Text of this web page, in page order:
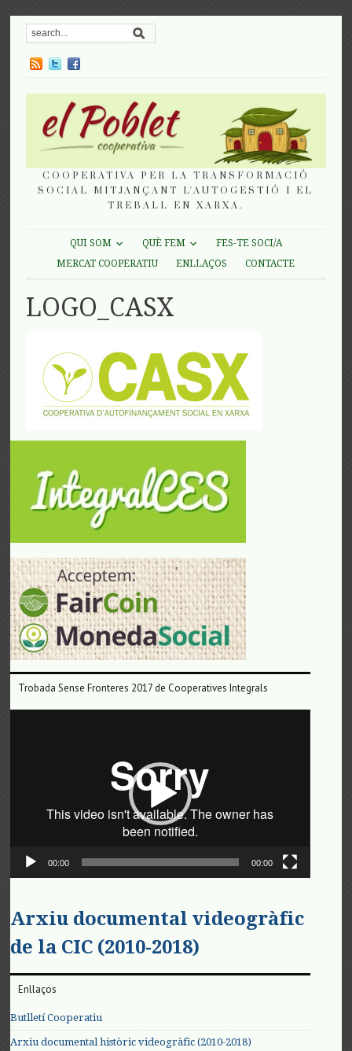
COOPERATIVA PER LA TRANSFORMACIÓ
SOCIAL MITJANÇANT L'AUTOGESTIÓ I EL
TREBALL EN XARXA.
QUI SOM QUÈ FEM
FES-TE SOCI/A
MERCAT COOPERATIU
ENLLAÇOS CONTACTE
LOGO_CASX
Trobada Sense Fronteres 2017 de Cooperatives Integrals
00:00 00:00
Arxiu documental videogràfic
de la CIC (2010-2018)
Enllaços
Butlletí Cooperatiu
Arxiu documental històric videogràfic (2010-2018)